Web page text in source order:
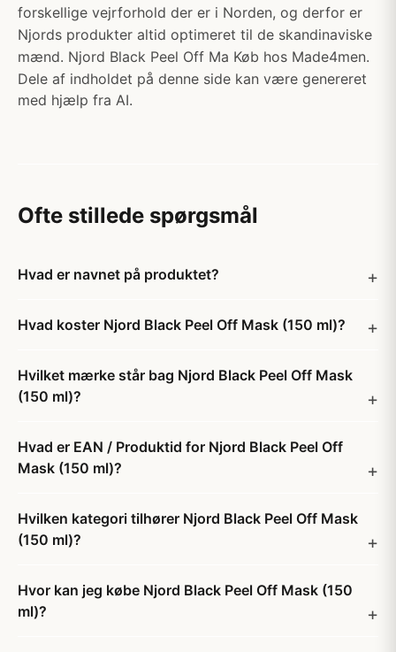
forskellige vejrforhold der er i Norden, og derfor er
Njords produkter altid optimeret til de skandinaviske
mænd. Njord Black Peel Off Ma Køb hos Made4men.
Dele af indholdet på denne side kan være genereret
med hjælp fra AI.
Ofte stillede spørgsmål
Hvad er navnet på produktet?
Hvad koster Njord Black Peel Off Mask (150 ml)?
Hvilket mærke står bag Njord Black Peel Off Mask
(150 ml)?
Hvad er EAN / Produktid for Njord Black Peel Off
Mask (150 ml)?
Hvilken kategori tilhører Njord Black Peel Off Mask
(150 ml)?
Hvor kan jeg købe Njord Black Peel Off Mask (150
ml)?